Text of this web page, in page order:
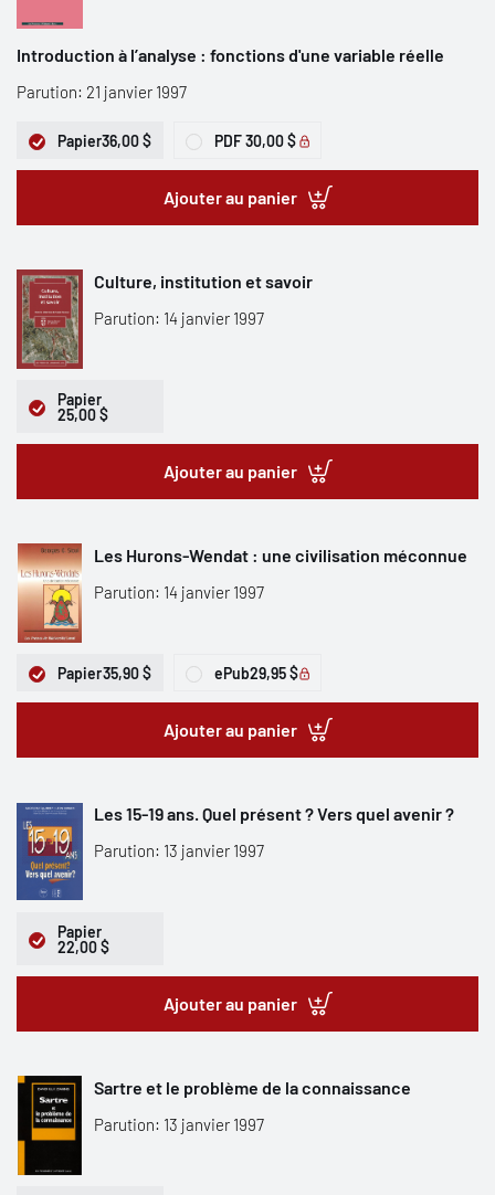
Introduction à l’analyse : fonctions d'une variable réelle
Parution: 21 janvier 1997
Papier36,00 $ PDF30,00 $
Ajouter au panier
Culture, institution et savoir
Parution: 14 janvier 1997
Papier
25,00 $
Ajouter au panier
Les Hurons-Wendat : une civilisation méconnue
Parution: 14 janvier 1997
Papier35,90 $ ePub29,95 $
Ajouter au panier
Les 15-19 ans. Quel présent ? Vers quel avenir ?
Parution: 13 janvier 1997
Papier
22,00 $
Ajouter au panier
Sartre et le problème de la connaissance
Parution: 13 janvier 1997